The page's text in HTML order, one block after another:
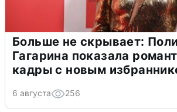
Больше не скрывает:
Гагарина показала
кадры с новым
6 августа 256